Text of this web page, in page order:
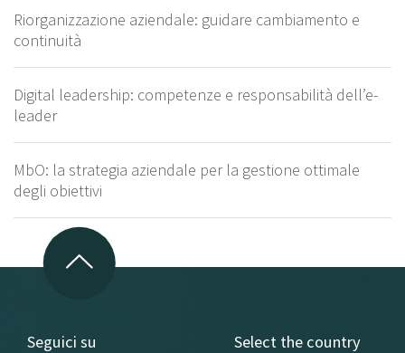
Riorganizzazione aziendale: guidare cambiamento e
continuità
Digital leadership: competenze e responsabilità dell’e-
leader
MbO: la strategia aziendale per la gestione ottimale
degli obiettivi
Seguici su Select the country